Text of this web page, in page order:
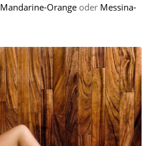
Mandarine-Orange oder Messina-